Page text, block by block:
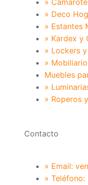
» Deco
» Estantes
» Kardex y
» Lockers
»
Muebles
»
» Roperos
Contacto
» Email:
»